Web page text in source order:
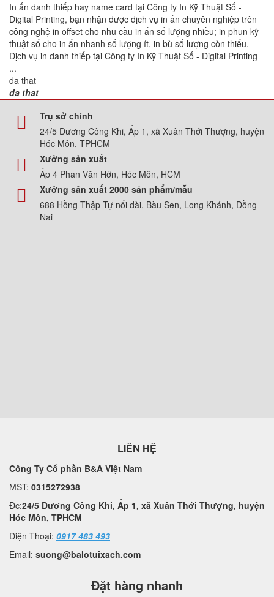
In ấn danh thiếp hay name card tại Công ty In Kỹ Thuật Số -
Digital Printing, bạn nhận được dịch vụ in ấn chuyên nghiệp trên
công nghệ in offset cho nhu cầu in ấn số lượng nhiều; in phun kỹ
thuật số cho in ấn nhanh số lượng ít, in bù số lượng còn thiếu.
Dịch vụ in danh thiếp tại Công ty In Kỹ Thuật Số - Digital Printing
...
da that
da that
Trụ sở chính
24/5 Dương Công Khi, Ấp 1, xã Xuân Thới Thượng, huyện
Hóc Môn, TPHCM
Xưởng sản xuất
Ấp 4 Phan Văn Hớn, Hóc Môn, HCM
Xưởng sản xuất 2000 sản phẩm/mẫu
688 Hồng Thập Tự nối dài, Bàu Sen, Long Khánh, Đồng
Nai
LIÊN HỆ
Công Ty Cổ phần B&A Việt Nam
MST: 0315272938
Đc:24/5 Dương Công Khi, Ấp 1, xã Xuân Thới Thượng, huyện
Hóc Môn, TPHCM
Điện Thoại: 0917 483 493
Email: suong@balotuixach.com
Đặt hàng nhanh